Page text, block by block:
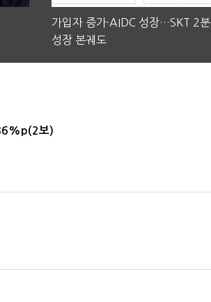
가입자 증가·AIDC 성장…SKT 2
성장 본궤도
보)